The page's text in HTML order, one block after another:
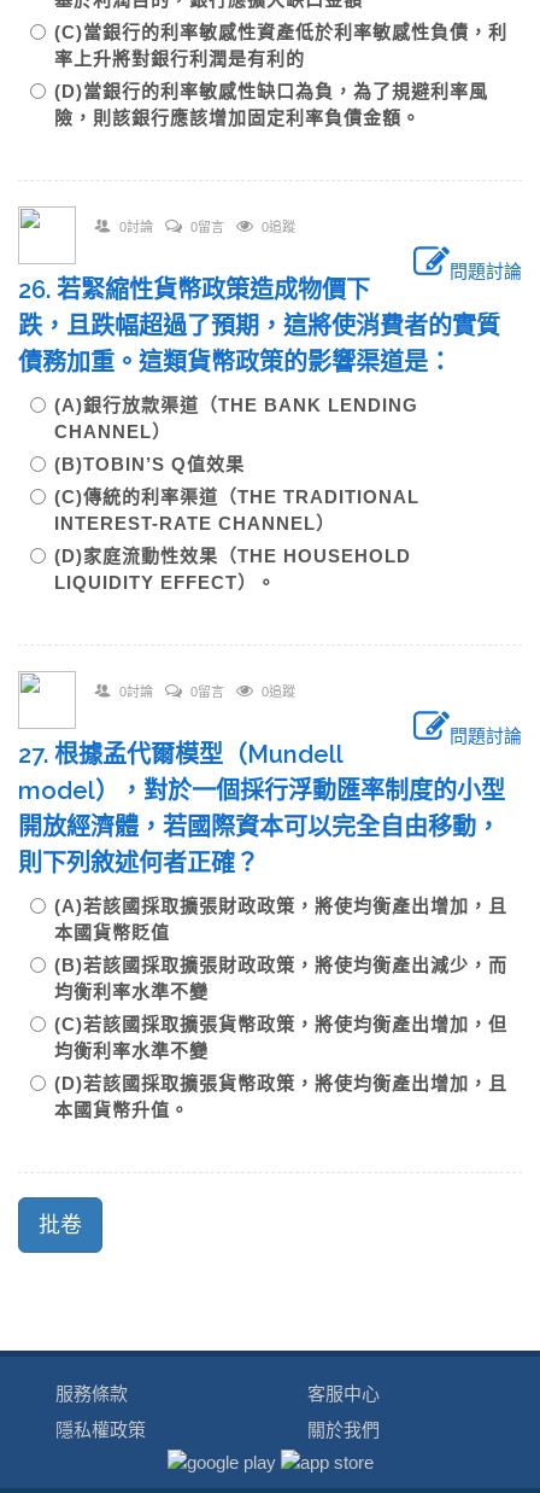
(C)當銀行的利率敏感性資產低於利率敏感性負債，利
率上升將對銀行利潤是有利的
(D)當銀行的利率敏感性缺口為負，為了規避利率風
險，則該銀行應該增加固定利率負債金額。
0討論 0留言 0追蹤
問題討論
26. 若緊縮性貨幣政策造成物價下
跌，且跌幅超過了預期，這將使消費者的實質
債務加重。這類貨幣政策的影響渠道是：
(A)銀行放款渠道（THE BANK LENDING
CHANNEL）
(B)TOBIN’S Q值效果
(C)傳統的利率渠道（THE TRADITIONAL
INTEREST-RATE CHANNEL）
(D)家庭流動性效果（THE HOUSEHOLD
LIQUIDITY EFFECT）。
0討論 0留言 0追蹤
問題討論
27. 根據孟代爾模型（Mundell
model），對於一個採行浮動匯率制度的小型
開放經濟體，若國際資本可以完全自由移動，
則下列敘述何者正確？
(A)若該國採取擴張財政政策，將使均衡產出增加，且
本國貨幣貶值
(B)若該國採取擴張財政政策，將使均衡產出減少，而
均衡利率水準不變
(C)若該國採取擴張貨幣政策，將使均衡產出增加，但
均衡利率水準不變
(D)若該國採取擴張貨幣政策，將使均衡產出增加，且
本國貨幣升值。
服務條款
隱私權政策
客服中心
關於我們